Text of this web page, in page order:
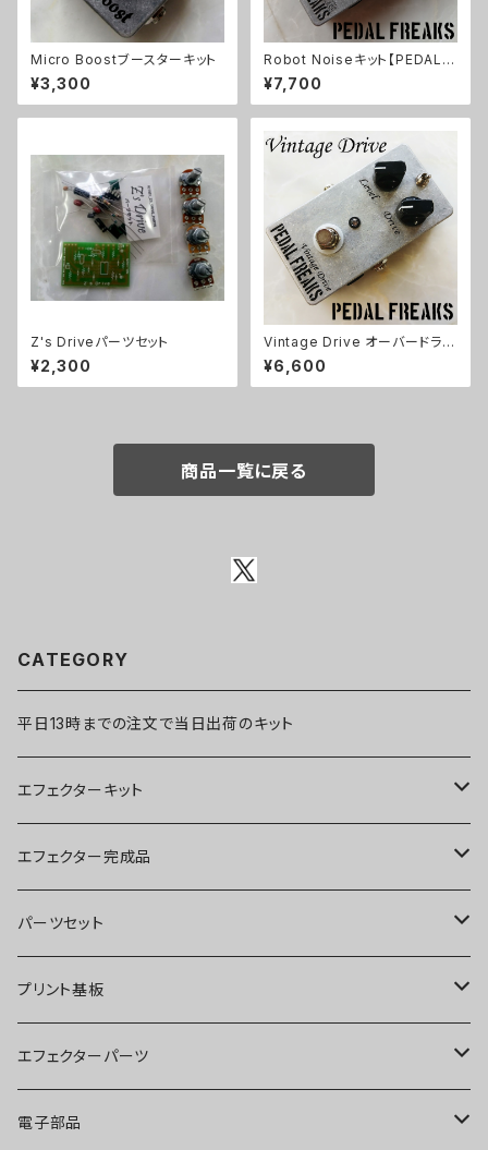
Micro Boostブースターキット
¥3,300
Robot Noiseキット【PEDAL F
REAKS】
¥7,700
Z's Driveパーツセット
¥2,300
Vintage Drive オーバードライ
ブキット【PEDAL FREAKS】
¥6,600
商品一覧に戻る
CATEGORY
平日13時までの注文で当日出荷のキット
エフェクターキット
ブースター
オーバードライブ
ディストーション
ファズ
プリアンプ
エフェクター完成品
ブースター
オーバードライブ
ディストーション
ファズ
パーツセット
ブースター
オーバードライブ
ディストーション
プリント基板
オーバードライブ
ディストーション
エフェクターパーツ
スイッチ
電子部品